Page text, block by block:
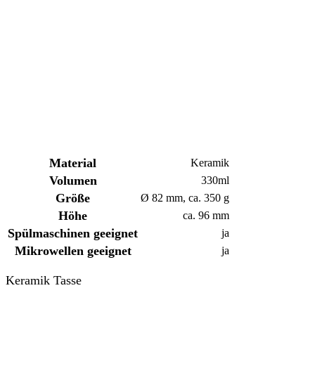
Material Keramik
Volumen 330ml
Größe Ø 82 mm, ca. 350 g
Höhe ca. 96 mm
Spülmaschinen geeignet ja
Mikrowellen geeignet ja
Keramik Tasse